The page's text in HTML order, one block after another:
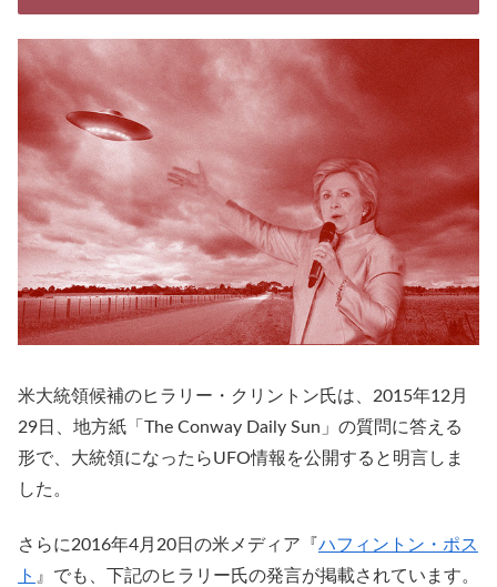
米大統領候補のヒラリー・クリントン氏は、2015年12月
29日、地方紙「The Conway Daily Sun」の質問に答える
形で、大統領になったらUFO情報を公開すると明言しま
した。
さらに2016年4月20日の米メディア『 ハフィントン・ポス
ト 』でも、下記のヒラリー氏の発言が掲載されています。